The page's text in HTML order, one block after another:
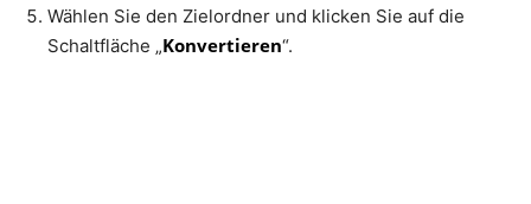
Wählen Sie den Zielordner und klicken Sie auf die
Schaltfläche „Konvertieren“.